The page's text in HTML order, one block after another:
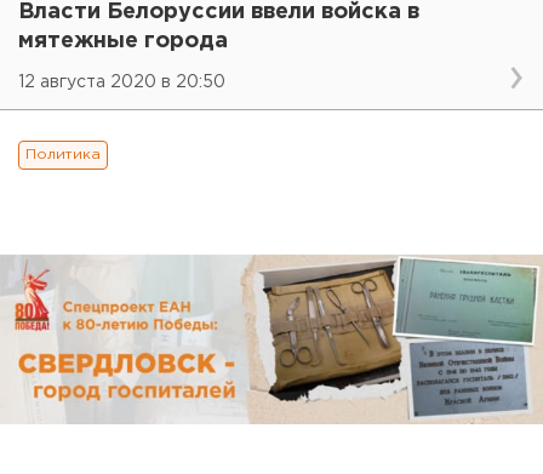
Власти Белоруссии ввели войска в
мятежные города
12 августа 2020 в 20:50
Политика